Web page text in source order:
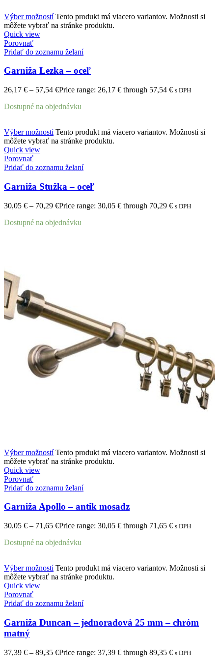
Výber možností Tento produkt má viacero variantov. Možnosti si
môžete vybrať na stránke produktu.
Quick view
Porovnať
Pridať do zoznamu želaní
Garniža Lezka – oceľ
26,17 € – 57,54 €Price range: 26,17 € through 57,54 € s DPH
Dostupné na objednávku
Výber možností Tento produkt má viacero variantov. Možnosti si
môžete vybrať na stránke produktu.
Quick view
Porovnať
Pridať do zoznamu želaní
Garniža Stužka – oceľ
30,05 € – 70,29 €Price range: 30,05 € through 70,29 € s DPH
Dostupné na objednávku
Výber možností Tento produkt má viacero variantov. Možnosti si
môžete vybrať na stránke produktu.
Quick view
Porovnať
Pridať do zoznamu želaní
Garniža Apollo – antik mosadz
30,05 € – 71,65 €Price range: 30,05 € through 71,65 € s DPH
Dostupné na objednávku
Výber možností Tento produkt má viacero variantov. Možnosti si
môžete vybrať na stránke produktu.
Quick view
Porovnať
Pridať do zoznamu želaní
Garniža Duncan – jednoradová 25 mm – chróm
matný
37,39 € – 89,35 €Price range: 37,39 € through 89,35 € s DPH